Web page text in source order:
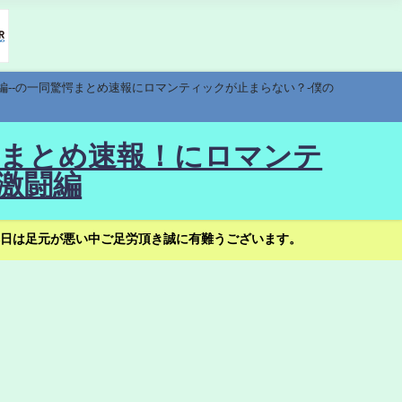
の一同驚愕まとめ速報にロマンティックが止まらない？-僕の
とめ速報！にロマンテ
闘編
足元が悪い中ご足労頂き誠に有難うございます。